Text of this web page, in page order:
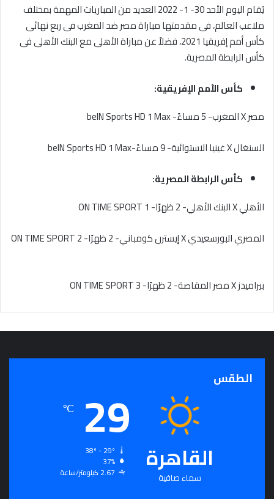
يُقام اليوم الأحد 30- 1- 2022 العديد من المباريات المهمة بمختلف
ملاعب العالم، فى مقدمتها مباراة مصر ضد المغرب فى ربع نهائى
كأس أمم إفريقيا 2021، فضلاً عن مباراة الأهلى مع البنك الأهلى فى
كأس الرابطة المصرية.
كأس الأمم الإفريقية:
مصر X المغرب- 5 مساءً- beIN Sports HD 1 Max
السنغال X غينيا الاستوائية- 9 مساءً-beIN Sports HD 1 Max
كأس الرابطة المصرية:
الأهلي X البنك الأهلي- 2 ظهرًا- 1 ON TIME SPORT
المصري البورسعيدي X إيسترن كومباني- 2 ظهرًا- 2 ON TIME SPORT
بيراميدز X مصر المقاصة- 2 ظهرًا- 3 ON TIME SPORT
الطقس
القاهرة
سماء صافية
29
℃
37%
2.67 كيلومتر/ساعة